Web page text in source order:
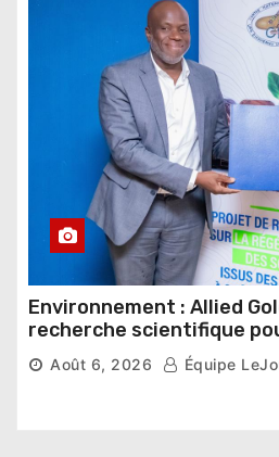
Environnement : Allied
recherche scientifique
sols de ses sites miniers
Août 6, 2026 Équipe